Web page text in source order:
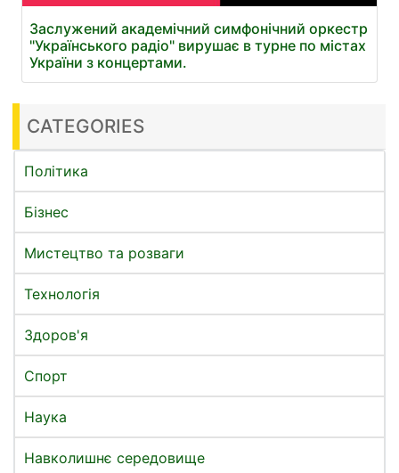
Заслужений академічний симфонічний оркестр
"Українського радіо" вирушає в турне по містах
України з концертами.
CATEGORIES
Політика
Бізнес
Мистецтво та розваги
Технологія
Здоров'я
Спорт
Наука
Навколишнє середовище